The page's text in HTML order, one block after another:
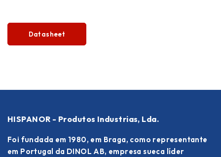
Datasheet
HISPANOR - Produtos Industrias, Lda.
Foi fundada em 1980, em Braga, como representante
em Portugal da DINOL AB, empresa sueca líder